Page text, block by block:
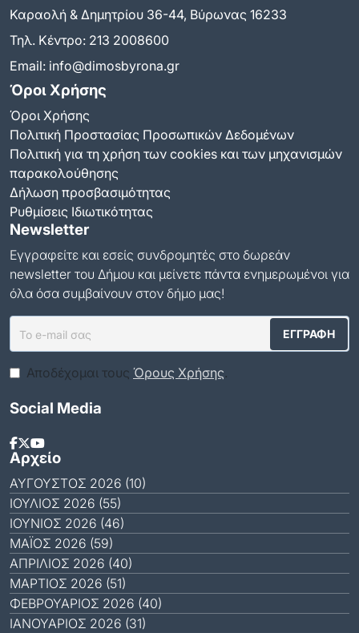
Καραολή & Δημητρίου 36-44, Βύρωνας 16233
Τηλ. Κέντρο: 213 2008600
Email: info@dimosbyrona.gr
Όροι Χρήσης
Όροι Χρήσης
Πολιτική Προστασίας Προσωπικών Δεδομένων
Πολιτική για τη χρήση των cookies και των μηχανισμών
παρακολούθησης
Δήλωση προσβασιμότητας
Ρυθμίσεις Ιδιωτικότητας
Newsletter
Εγγραφείτε και εσείς συνδρομητές στο δωρεάν
newsletter του Δήμου και μείνετε πάντα ενημερωμένοι για
όλα όσα συμβαίνουν στον δήμο μας!
Αποδέχομαι τους Όρους Χρήσης.
Social Media
Αρχείο
ΑΎΓΟΥΣΤΟΣ 2026 (10)
ΙΟΎΛΙΟΣ 2026 (55)
ΙΟΎΝΙΟΣ 2026 (46)
ΜΆΙΟΣ 2026 (59)
ΑΠΡΊΛΙΟΣ 2026 (40)
ΜΆΡΤΙΟΣ 2026 (51)
ΦΕΒΡΟΥΆΡΙΟΣ 2026 (40)
ΙΑΝΟΥΆΡΙΟΣ 2026 (31)